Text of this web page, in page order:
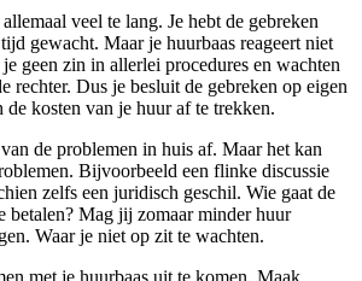
veel te lang. Je hebt de gebreken
gewacht. Maar je huurbaas reageert niet
geen zin in allerlei procedures en wachten
rechter. Dus je besluit de gebreken op eigen
de kosten van je huur af te trekken.
de problemen in huis af. Maar het kan
Bijvoorbeeld een flinke discussie
zelfs een juridisch geschil. Wie gaat de
betalen? Mag jij zomaar minder huur
Waar je niet op zit te wachten.
met je huurbaas uit te komen. Maak